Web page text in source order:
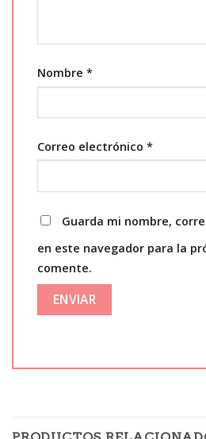
Nombre *
Correo electrónico *
Guarda mi nombre,
en este navegador para la
comente.